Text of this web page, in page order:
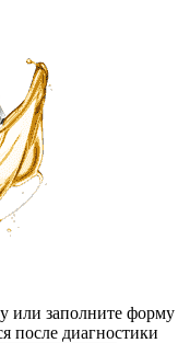
или заполните форму
после диагностики